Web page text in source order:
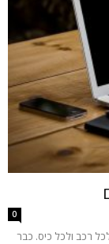
0
בית, לכל רכב ולכל כיס. כבר